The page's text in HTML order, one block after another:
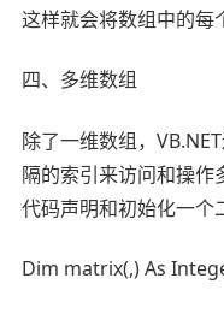
这样就会将数组中的每
四、多维数组
除了一维数组，
隔的索引来访问和操作
代码声明和初始化一个
Dim matrix(,) As